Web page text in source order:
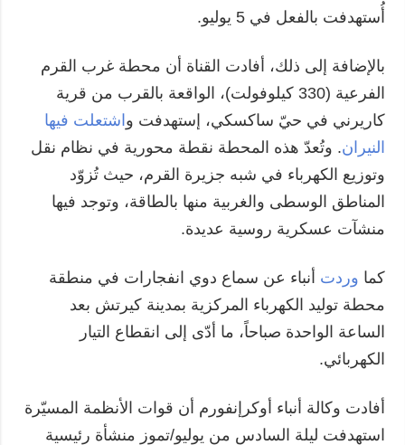
أُستهدفت بالفعل في 5 يوليو.
بالإضافة إلى ذلك، أفادت القناة أن محطة غرب القرم
الفرعية (330 كيلوفولت)، الواقعة بالقرب من قرية
كاريرني في حيّ ساكسكي، إستهدفت واشتعلت فيها
النيران. وتُعدّ هذه المحطة نقطة محورية في نظام نقل
وتوزيع الكهرباء في شبه جزيرة القرم، حيث تُزوّد
المناطق الوسطى والغربية منها بالطاقة، وتوجد فيها
منشآت عسكرية روسية عديدة.
كما وردت أنباء عن سماع دوي انفجارات في منطقة
محطة توليد الكهرباء المركزية بمدينة كيرتش بعد
الساعة الواحدة صباحاً، ما أدّى إلى انقطاع التيار
الكهربائي.
أفادت وكالة أنباء أوكرإنفورم أن قوات الأنظمة المسيّرة
استهدفت ليلة السادس من يوليو/تموز منشأة رئيسية